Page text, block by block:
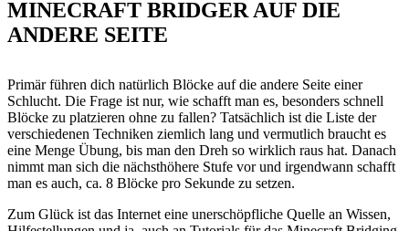
MINECRAFT BRIDGER AUF DIE
ANDERE SEITE
Primär führen dich natürlich Blöcke auf die andere Seite einer
Schlucht. Die Frage ist nur, wie schafft man es, besonders schnell
Blöcke zu platzieren ohne zu fallen? Tatsächlich ist die Liste der
verschiedenen Techniken ziemlich lang und vermutlich braucht es
eine Menge Übung, bis man den Dreh so wirklich raus hat. Danach
nimmt man sich die nächsthöhere Stufe vor und irgendwann schafft
man es auch, ca. 8 Blöcke pro Sekunde zu setzen.
Zum Glück ist das Internet eine unerschöpfliche Quelle an Wissen,